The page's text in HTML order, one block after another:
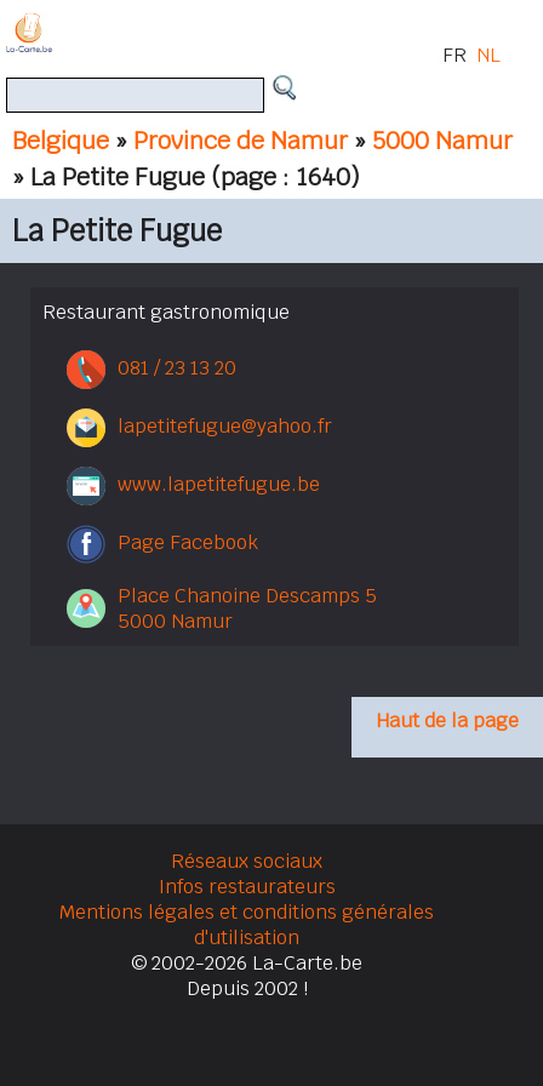
Belgique » Province de Namur» 5000 Namur
» La Petite Fugue (page : 1640)
FR NL
La Petite Fugue
Restaurant gastronomique
081 / 23 13 20
lapetitefugue@yahoo.fr
www.lapetitefugue.be
Page Facebook
Place Chanoine Descamps 5
5000 Namur
Haut de la page
Réseaux sociaux
Infos restaurateurs
Mentions légales et conditions générales
d'utilisation
© 2002-2026 La-Carte.be
Depuis 2002 !